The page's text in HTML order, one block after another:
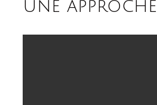
une approche